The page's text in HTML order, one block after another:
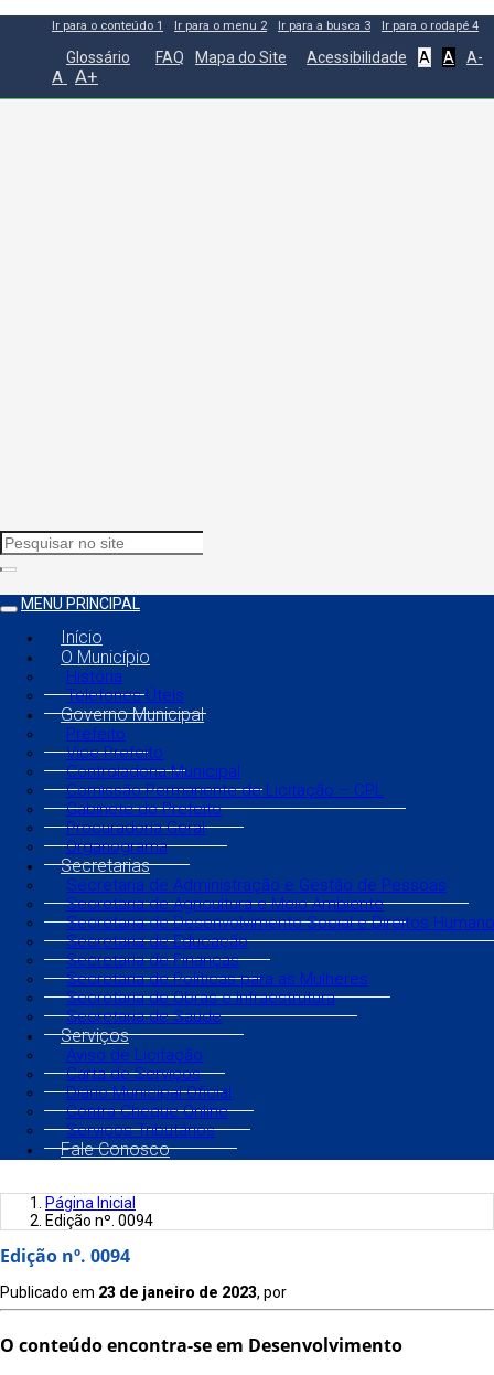
Ir para o conteúdo 1 Ir para o menu 2 Ir para a busca 3 Ir para o rodapé 4
Glossário FAQ Mapa do Site Acessibilidade A A A-
A A+
MENU PRINCIPAL
Início
O Município
História
Telefones Úteis
Governo Municipal
Prefeito
Vice Prefeito
Controladoria Municipal
Comissão Permanente de Licitação – CPL
Gabinete do Prefeito
Procuradoria Geral
Organograma
Secretarias
Secretaria de Administração e Gestão de Pessoas
Secretaria de Agricultura e Meio Ambiente
Secretaria de Desenvolvimento Social e Direitos
Secretaria de Educação
Secretaria de Finanças
Secretaria de Políticas para as Mulheres
Secretaria de Obras e Infraestrutura
Secretaria de Saúde
Serviços
Aviso de Licitação
Carta de Serviços
Diário Municipal Oficial
Contra Cheque Online
Serviços Tributários
Fale Conosco
Página Inicial
Edição nº. 0094
Edição nº. 0094
Publicado em 23 de janeiro de 2023, por
O conteúdo encontra-se em Desenvolvimento